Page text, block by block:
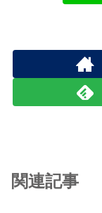
関連記事